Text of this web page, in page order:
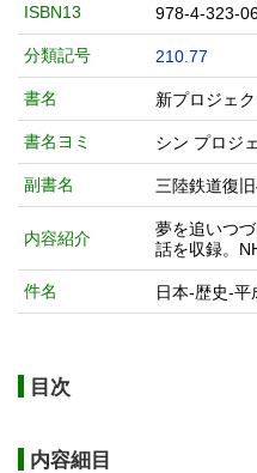
ISBN13 978-4-323-
分類記号 210.77
書名 新プロジェ
書名ヨミ シン プロジ
副書名 三陸鉄道復
内容紹介
夢を追いつ
話を収録。
件名 日本-歴史-平
目次
内容細目